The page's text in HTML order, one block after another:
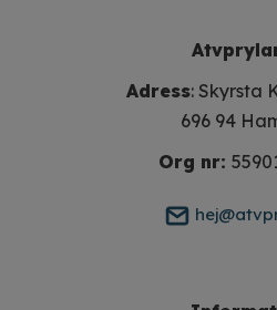
Adress: Skyrsta
696 94
Org nr: